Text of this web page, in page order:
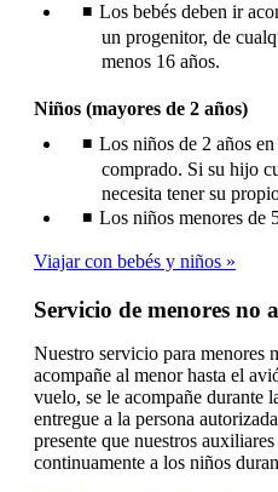
Los bebés deben ir
un progenitor, de
menos 16 años.
Niños (mayores de 2 años)
Los niños de 2 años
comprado. Si su hijo
necesita tener su
Los niños menores de
Viajar con bebés y niños
Servicio de menores no
Nuestro servicio para menores
acompañe al menor hasta el
vuelo, se le acompañe durante
entregue a la persona
presente que nuestros
continuamente a los niños